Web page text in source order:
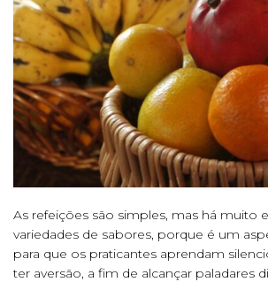
As refeições são simples, mas há muito
variedades de sabores, porque é um
para que os praticantes aprendam
ter aversão, a fim de alcançar paladares